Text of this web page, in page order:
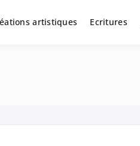
artistiques Ecritures